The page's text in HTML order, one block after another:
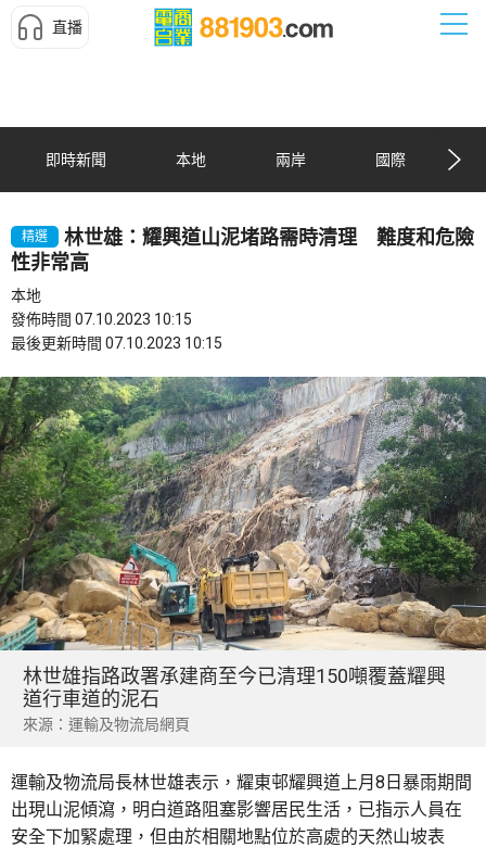
直播
即時新聞 本地 兩岸 國際
精選
林世雄：耀興道山泥堵路需時清理 難度和危險
性非常高
本地
發佈時間 07.10.2023 10:15
最後更新時間 07.10.2023 10:15
林世雄指路政署承建商至今已清理150噸覆蓋耀興
道行車道的泥石
來源：運輸及物流局網頁
運輸及物流局長林世雄表示，耀東邨耀興道上月8日暴雨期間
出現山泥傾瀉，明白道路阻塞影響居民生活，已指示人員在
安全下加緊處理，但由於相關地點位於高處的天然山坡表